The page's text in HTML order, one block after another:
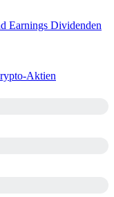
Earnings Dividenden
Aktien